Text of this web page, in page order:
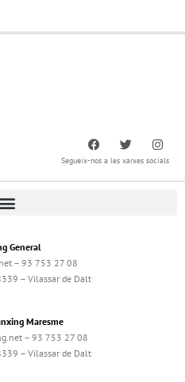
Segueix-nos a les xarxes socials
General
– 93 753 27 08
– Vilassar de Dalt
Maresme
– 93 753 27 08
– Vilassar de Dalt